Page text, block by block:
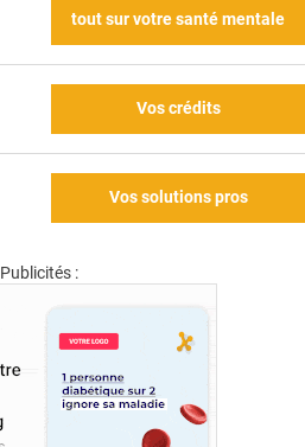
tout sur votre santé mentale
Vos crédits
Vos solutions pros
Publicités :